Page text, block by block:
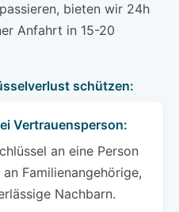
bieten wir 24h
Anfahrt in 15-20
schützen:
Vertrauensperson:
an eine Person
Familienangehörige,
Nachbarn.